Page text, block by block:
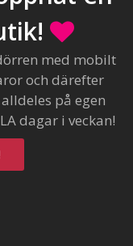
med mobilt
och därefter
på egen
dagar i veckan!